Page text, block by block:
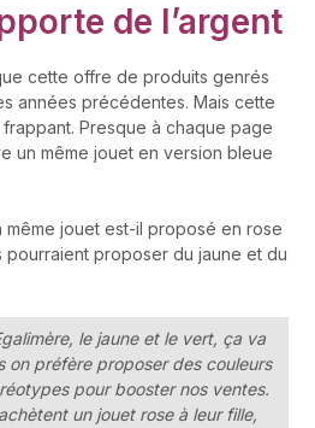
de l’argent
cette offre de produits genrés
années précédentes. Mais cette
Presque à chaque page
un même jouet en version bleue
même jouet est-il proposé en rose
pourraient proposer du jaune et du
le jaune et le vert, ça va
on préfère proposer des couleurs
pour booster nos ventes.
un jouet rose à leur fille,